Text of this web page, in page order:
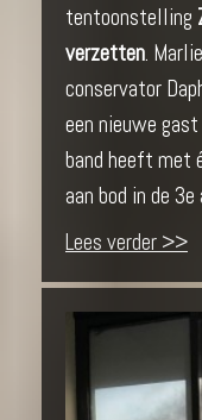
tentoonstelling
verzetten.
conservator
een nieuwe
band heeft met
aan bod in de
Lees verder >>